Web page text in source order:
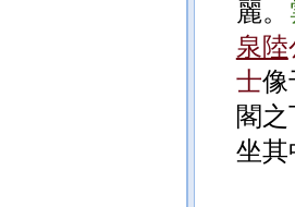
麗。
泉陸
士像
閣
坐其